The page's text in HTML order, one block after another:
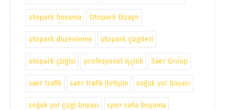
otopark boyama Otopark Dizayn
otopark düzenleme otopark çizgileri
otopark çizgisi profesyonel işçilik Saer Group
saer trafik saer trafik iletişim soğuk yol boyası
soğuk yol çizgi boyası spor saha boyama